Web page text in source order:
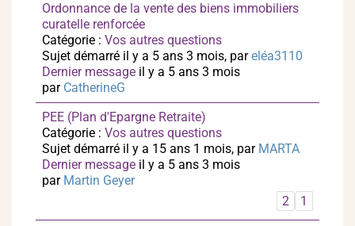
Ordonnance de la vente des biens immobiliers
curatelle renforcée
Catégorie : Vos autres questions
Sujet démarré il y a 5 ans 3 mois, pareléa3110
Dernier message il y a 5 ans 3 mois
par CatherineG
PEE (Plan d'Epargne Retraite)
Catégorie : Vos autres questions
Sujet démarré il y a 15 ans 1 mois, par MARTA
Dernier message il y a 5 ans 3 mois
par Martin Geyer
1
2